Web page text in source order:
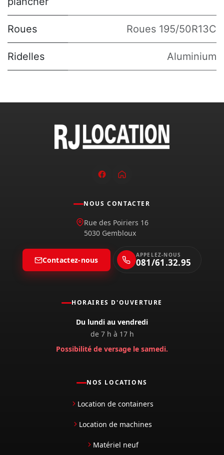
Roues Roues 195/50R13C
Ridelles Aluminium
NOS LOCATIONS
Location de containers
Location de machines
Matériel neuf
HORAIRES D'OUVERTURE
Du lundi au vendredi
de 7 h à 17 h
Possibilité de versage le samedi.
NOUS CONTACTER
Rue des Poiriers 16
5030 Gembloux
Contactez-nous
APPELEZ-NOUS
081/61.32.95